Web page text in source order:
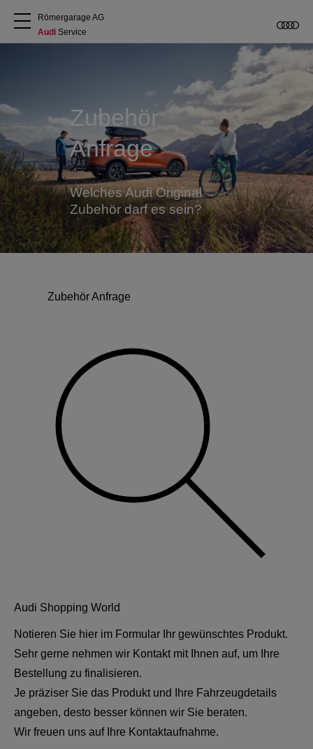
Audi kaufen
Service & Reparatur
Audi Original Zubehör
Geschäftskunden
Römergarage AG
Audi Service
Zubehör
Anfrage
Welches Audi Original
Zubehör darf es sein?
Zubehör Anfrage
Audi Shopping World
Notieren Sie hier im Formular Ihr gewünschtes Produkt.
Sehr gerne nehmen wir Kontakt mit Ihnen auf, um Ihre
Bestellung zu finalisieren.
Je präziser Sie das Produkt und Ihre Fahrzeugdetails
angeben, desto besser können wir Sie beraten.
Wir freuen uns auf Ihre Kontaktaufnahme.